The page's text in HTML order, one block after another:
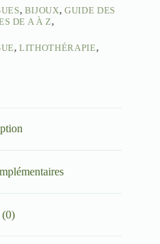
, BIJOUX,GUIDE DES
DE A À Z,
,LITHOTHÉRAPIE,